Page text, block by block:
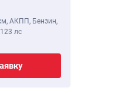
, АКПП, Бензин,
123 лс